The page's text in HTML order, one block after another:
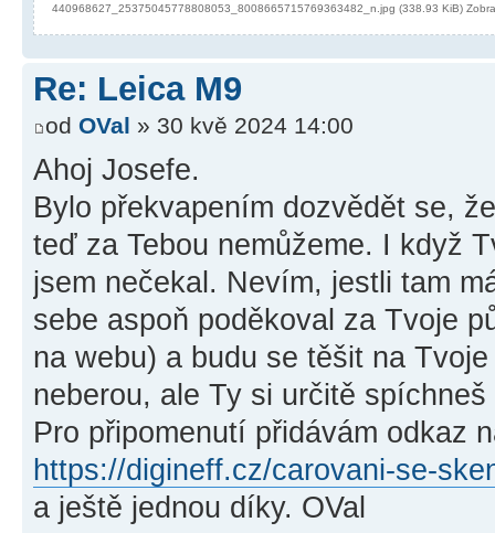
440968627_25375045778808053_8008665715769363482_n.jpg (338.93 KiB)
Re: Leica M9
od OVal » 30 kvě 2024 14:00
Ahoj Josefe.
Bylo překvapením dozvědět se,
teď za Tebou nemůžeme. I když
jsem nečekal. Nevím, jestli tam
sebe aspoň poděkoval za Tvoje
na webu) a budu se těšit na
neberou, ale Ty si určitě
Pro připomenutí přidávám odkaz
https://digineff.cz/carovani-se-
a ještě jednou díky. OVal